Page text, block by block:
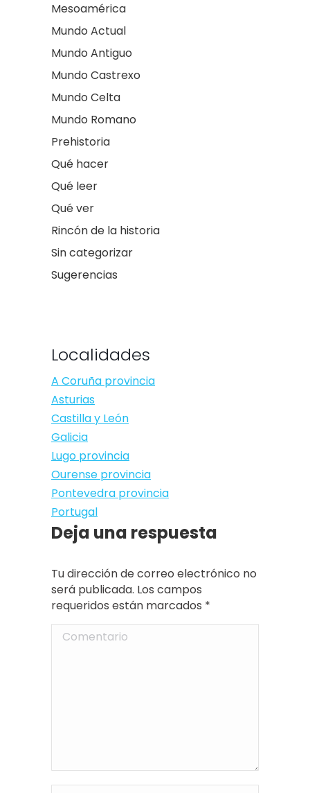
Mesoamérica
Mundo Actual
Mundo Antiguo
Mundo Castrexo
Mundo Celta
Mundo Romano
Prehistoria
Qué hacer
Qué leer
Qué ver
Rincón de la historia
Sin categorizar
Sugerencias
Localidades
A Coruña provincia
Asturias
Castilla y León
Galicia
Lugo provincia
Ourense provincia
Pontevedra provincia
Portugal
Deja una respuesta
Tu dirección de correo electrónico no
será publicada. Los campos
requeridos están marcados *
Comentario